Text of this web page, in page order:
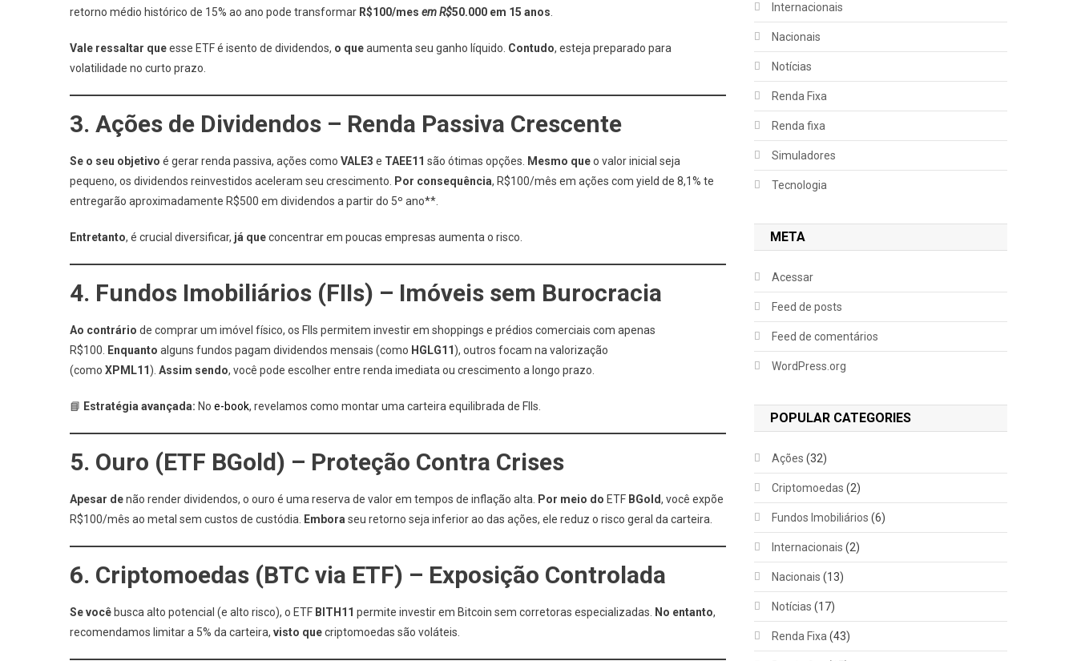
retorno médio histórico de 15% ao ano pode transformar R$100/mes em R$50.000 em 15 anos
Vale ressaltar queesse ETF é isento de dividendos, o queaumenta seu ganho líquido. Contudo, esteja preparado para
volatilidade no curto prazo.
3. Ações de Dividendos – Renda Passiva Crescente
Se o seu objetivo é gerar renda passiva, ações como VALE3 e TAEE11 são ótimas opções. Mesmo queo valor inicial seja
pequeno, os dividendos reinvestidos aceleram seu crescimento.
Por consequência, R$100/mês em ações com yield de 8,1% te
entregarão aproximadamente R$500 em dividendos a partir do 5º ano**.
Entretanto, é crucial diversificar, já queconcentrar em poucas empresas aumenta o risco.
4. Fundos Imobiliários (FIIs) – Imóveis sem Burocracia
Ao contrário de comprar um imóvel físico, os FIIs permitem investir em shoppings e prédios comerciais com apenas
R$100.
Enquanto alguns fundos pagam dividendos mensais (como HGLG11 ), outros focam na valorização
(como XPML11 ). Assim sendo, você pode escolher entre renda imediata ou crescimento a longo prazo.
📘 Estratégia avançada: No e-book, revelamos como montar uma carteira equilibrada de FIIs.
5. Ouro (ETF BGold) – Proteção Contra Crises
Apesar denão render dividendos, o ouro é uma reserva de valor em tempos de inflação alta. Por meio do ETF BGold, você expõe
R$100/mês ao metal sem custos de custódia.
Embora seu retorno seja inferior ao das ações, ele reduz o risco geral da carteira.
6. Criptomoedas (BTC via ETF) – Exposição Controlada
Se você busca alto potencial (e alto risco), o ETF BITH11 permite investir em Bitcoin sem corretoras especializadas. No entanto,
recomendamos limitar a 5% da carteira, visto quecriptomoedas são voláteis.
Internacionais
Nacionais
Notícias
Renda Fixa
Renda fixa
Simuladores
Tecnologia
META
Acessar
Feed de posts
Feed de comentários
WordPress.org
POPULAR CATEGORIES
Ações (32)
Criptomoedas (2)
Fundos Imobiliários (6)
Internacionais (2)
Nacionais (13)
Notícias (17)
Renda Fixa (43)